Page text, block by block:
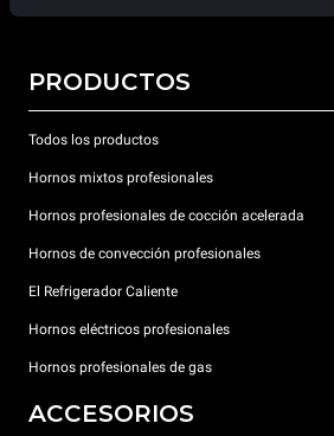
PRODUCTOS
Todos los productos
Hornos mixtos profesionales
Hornos profesionales de cocción acelerada
Hornos de convección profesionales
El Refrigerador Caliente
Hornos eléctricos profesionales
Hornos profesionales de gas
ACCESORIOS